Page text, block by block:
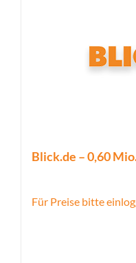
Blick.de – 0,60
Für Preise bitte